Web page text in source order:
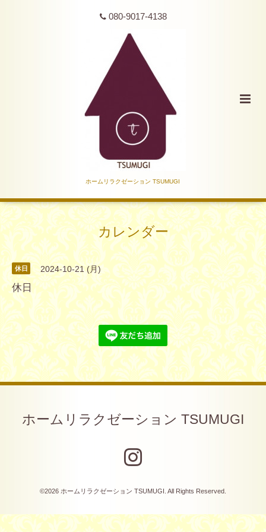
080-9017-4138
ホームリラクゼーション TSUMUGI
カレンダー
休日 2024-10-21 (月)
休日
ホームリラクゼーション TSUMUGI
©2026 ホームリラクゼーション TSUMUGI . All Rights Reserved.